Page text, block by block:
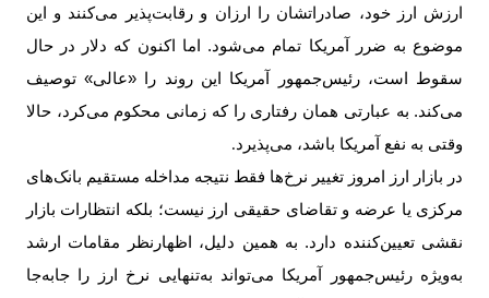
ارزش ارز خود، صادراتشان را ارزان و رقابت‌پذیر می‌کنند و این
موضوع به ضرر آمریکا تمام می‌شود. اما اکنون که دلار در حال
سقوط است، رئیس‌جمهور آمریکا این روند را «عالی» توصیف
می‌کند. به عبارتی همان رفتاری را که زمانی محکوم می‌کرد، حالا
وقتی به نفع آمریکا باشد، می‌پذیرد.
در بازار ارز امروز تغییر نرخ‌ها فقط نتیجه مداخله مستقیم بانک‌های
مرکزی یا عرضه و تقاضای حقیقی ارز نیست؛ بلکه انتظارات بازار
نقشی تعیین‌کننده دارد. به همین دلیل، اظهارنظر مقامات ارشد
به‌ویژه رئیس‌جمهور آمریکا می‌تواند به‌تنهایی نرخ ارز را جابه‌جا